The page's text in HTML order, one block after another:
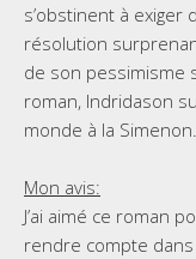
s’obstinent à exiger
résolution
de son pessimisme
roman, Indridason
monde à la Simenon.
Mon avis:
J’ai aimé ce roman
rendre compte